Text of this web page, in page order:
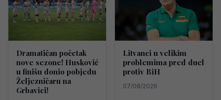
Dramatičan početak
nove sezone! Husković
u finišu donio pobjedu
Željezničaru na
Grbavici!
Litvanci u velikim
problemima pred duel
protiv BiH
07/08/2026